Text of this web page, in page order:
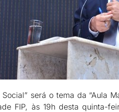
será o tema da “Aula
FIP, às 19h desta